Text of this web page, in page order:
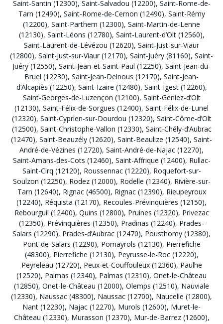
Saint-Santin (12300), Saint-Salvadou (12200), Saint-Rome-de-
Tarn (12490), Saint-Rome-de-Cernon (12490), Saint-Rémy
(12200), Saint-Parthem (12300), Saint-Martin-de-Lenne
(12130), Saint-Léons (12780), Saint-Laurent-d’Olt (12560),
Saint-Laurent-de-Lévézou (12620), Saint-Just-sur-Viaur
(12800), Saint-Just-sur-Viaur (12170), Saint-Juéry (81160), Saint-
Juéry (12550), Saint-Jean-et-Saint-Paul (12250), Saint-Jean-du-
Bruel (12230), Saint-Jean-Delnous (12170), Saint-Jean-
d’Alcapiès (12250), Saint-Izaire (12480), Saint-Igest (12260),
Saint-Georges-de-Luzençon (12100), Saint-Geniez-d’Olt
(12130), Saint-Félix-de-Sorgues (12400), Saint-Félix-de-Lunel
(12320), Saint-Cyprien-sur-Dourdou (12320), Saint-Côme-d’Olt
(12500), Saint-Christophe-Vallon (12330), Saint-Chély-d’Aubrac
(12470), Saint-Beauzély (12620), Saint-Beaulize (12540), Saint-
André-de-Vézines (12720), Saint-André-de-Najac (12270),
Saint-Amans-des-Cots (12460), Saint-Affrique (12400), Rullac-
Saint-Cirq (12120), Roussennac (12220), Roquefort-sur-
Soulzon (12250), Rodez (12000), Rodelle (12340), Rivière-sur-
Tarn (12640), Rignac (46500), Rignac (12390), Rieupeyroux
(12240), Réquista (12170), Recoules-Prévinquières (12150),
Rebourguil (12400), Quins (12800), Pruines (12320), Privezac
(12350), Prévinquières (12350), Pradinas (12240), Prades-
Salars (12290), Prades-d’Aubrac (12470), Pousthomy (12380),
Pont-de-Salars (12290), Pomayrols (12130), Pierrefiche
(48300), Pierrefiche (12130), Peyrusse-le-Roc (12220),
Peyreleau (12720), Peux-et-Couffouleux (12360), Paulhe
(12520), Palmas (12340), Palmas (12310), Onet-le-Château
(12850), Onet-le-Château (12000), Olemps (12510), Nauviale
(12330), Naussac (48300), Naussac (12700), Naucelle (12800),
Nant (12230), Najac (12270), Murols (12600), Muret-le-
Château (12330), Murasson (12370), Mur-de-Barrez (12600),